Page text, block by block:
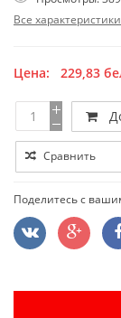
Все характеристики
Цена: 229,83
Сравнить
Поделитесь с